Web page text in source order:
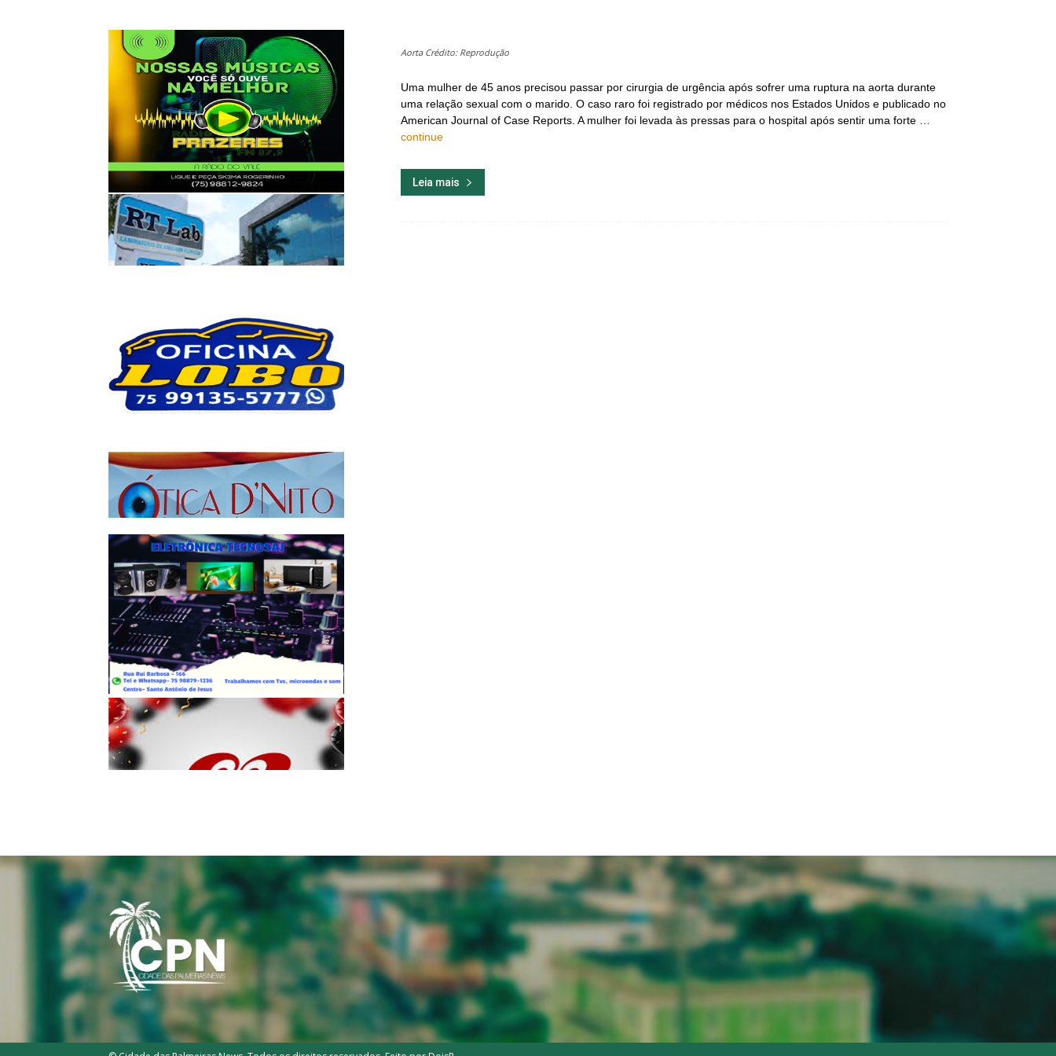
Aorta Crédito: Reprodução
Uma mulher de 45 anos precisou passar por cirurgia de urgência após sofrer uma ruptura na aorta durante
uma relação sexual com o marido. O caso raro foi registrado por médicos nos Estados Unidos e publicado no
American Journal of Case Reports. A mulher foi levada às pressas para o hospital após sentir uma forte …
continue
Leia mais